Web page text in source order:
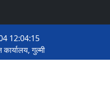
12:04:15
गुल्मी